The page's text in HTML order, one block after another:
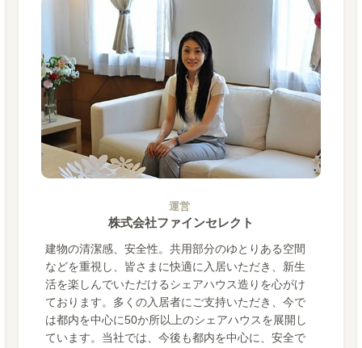
運営
株式会社ファインセレクト
建物の清潔感、安全性。共用部分のゆとりある空間
などを重視し、皆さまに快適に入居いただき、新生
活を楽しんでいただけるシェアハウス造りを心がけ
ております。多くの入居者にご支持いただき、今で
は都内を中心に50か所以上のシェアハウスを展開し
ています。当社では、今後も都内を中心に、安全で